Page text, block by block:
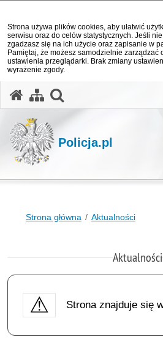
Strona używa plików cookies, aby ułatwić
serwisu oraz do celów statystycznych. Jeśli
zgadzasz się na ich użycie oraz zapisanie w
Pamiętaj, że możesz samodzielnie zarządzać
ustawienia przeglądarki. Brak zmiany
wyrażenie zgody.
Policja.pl
Strona główna Aktualności
Aktualności
Strona znajduje się